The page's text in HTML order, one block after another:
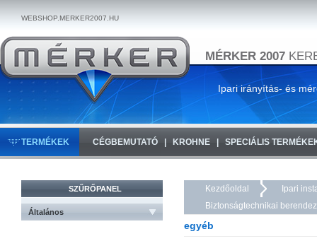
WEBSHOP.MERKER2007.HU
MÉRKER 2007
Ipari irányítás- és
TERMÉKEK CÉGBEMUTATÓ KROHNE SPECIÁLIS
Kezdőoldal
Ipari
Biztonságtechnikai
egyéb
SZŰRŐPANEL
Általános